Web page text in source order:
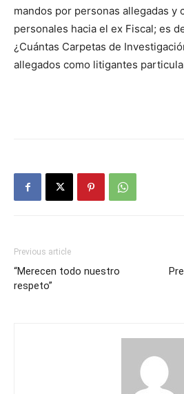
mandos por personas allegadas y
personales hacia el ex Fiscal; es
¿Cuántas Carpetas de
allegados como litigantes
Previous article
“Merecen todo nuestro
respeto”